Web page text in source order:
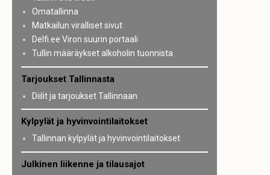
Omatallinna
Matkailun viralliset sivut
Delfi.ee Viron suurin portaali
Tullin määräykset alkoholin tuonnista
Tarjoukset Tallinnasta
Diilit ja tarjoukset Tallinnaan
Kylpylät ja hyvinvointilaitokset
Tallinnan kylpylät ja hyvinvointilaitokset
Julkinen liikenne ja tilausajot